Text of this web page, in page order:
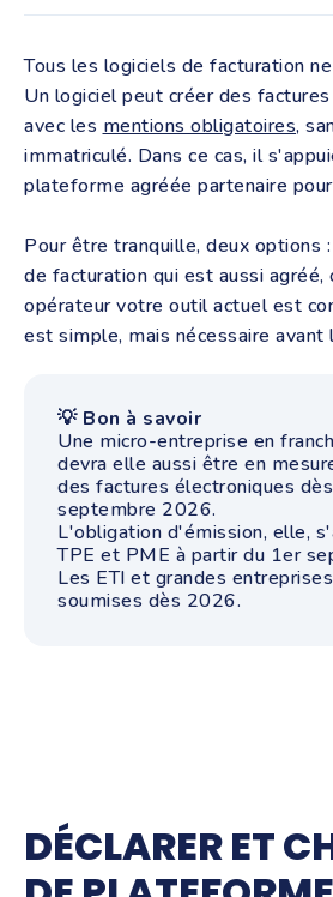
Tous les logiciels de facturation
Un logiciel peut créer des
avec les mentions obligatoires,
immatriculé. Dans ce cas, il
plateforme agréée partenaire
Pour être tranquille, deux options
de facturation qui est aussi agréé,
opérateur votre outil actuel est
est simple, mais nécessaire avant
💡 Bon à savoir
Une micro-entreprise en
devra elle aussi être en
des factures électroniques
septembre 2026.
L'obligation d'émission, elle,
TPE et PME à partir du 1er
Les ETI et grandes
soumises dès 2026.
DÉCLARER ET